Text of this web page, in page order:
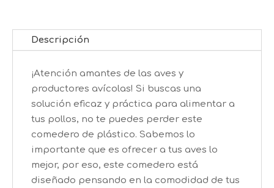
Descripción
¡Atención amantes de las aves y
productores avícolas! Si buscas una
solución eficaz y práctica para alimentar a
tus pollos, no te puedes perder este
comedero de plástico. Sabemos lo
importante que es ofrecer a tus aves lo
mejor, por eso, este comedero está
diseñado pensando en la comodidad de tus